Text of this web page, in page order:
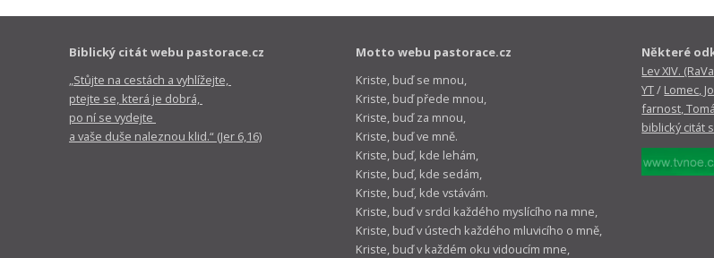
Biblický citát webu pastorace.cz
„Stůjte na cestách a vyhlížejte,
ptejte se, která je dobrá,
po ní se vydejte
a vaše duše naleznou klid.“ (Jer 6,16)
Motto webu pastorace.cz
Kriste, buď se mnou,
Kriste, buď přede mnou,
Kriste, buď za mnou,
Kriste, buď ve mně.
Kriste, buď, kde lehám,
Kriste, buď, kde sedám,
Kriste, buď, kde vstávám.
Kriste, buď v srdci každého myslícího na mne,
Kriste, buď v ústech každého mluvicího o mně,
Kriste, buď v každém oku vidoucím mne,
Některé
Lev XIV.
YT/ Lomec,
farnost,
biblický citát